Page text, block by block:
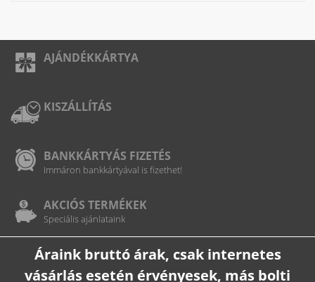
AJÁNDÉKKÁRTYA
KISZÁLLÍTÁS
BANKKÁRTYÁS FIZETÉS
Immáron bankkártyával is fizethet!
AKCIÓS TERMÉKEK
Speciális ajánlataink
Áraink bruttó árak, csak internetes
vásárlás esetén érvényesek, más bolti